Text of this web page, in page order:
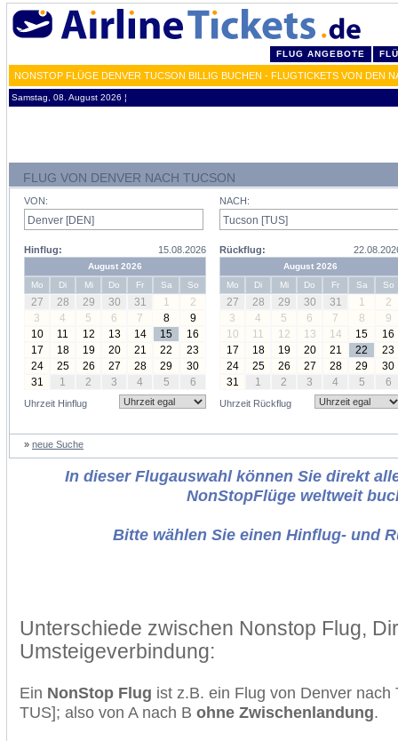
FLUG ANGEBOTE
NONSTOP FLÜGE DENVER TUCSON BILLIG BUCHEN - FLUGTICKETS VON DEN
Samstag, 08. August 2026 ¦
FLUG VON DENVER NACH TUCSON
VON:
Hinflug: 15.08.2026
August 2026
Mo
Di Mi Do Fr Sa So
27 28 29 30 31 1
2
3
4 5 6 7 8
9
10
11 12 13 14 15
16
17
18 19 20 21 22
23
24
25 26 27 28 29
30
31
1 2 3 4 5 6
Uhrzeit Hinflug
NACH:
Rückflug:
August 2026
Mo
Di Mi Do Fr Sa So
27 28 29 30 31 1
2
3
4 5 6 7 8
9
10
11 12 13 14 15
16
17
18 19 20 21 22
23
24
25 26 27 28 29
30
31
1 2 3 4 5 6
Uhrzeit Rückflug
» neue Suche
In dieser Flugauswahl können Sie direkt
NonStopFlüge weltweit
Bitte wählen Sie einen Hinflug- und
Unterschiede zwischen Nonstop Flug,
Umsteigeverbindung:
Ein NonStop Flug ist z.B. ein Flug von Denver nach
TUS]; also von A nach B ohne Zwischenlandung.